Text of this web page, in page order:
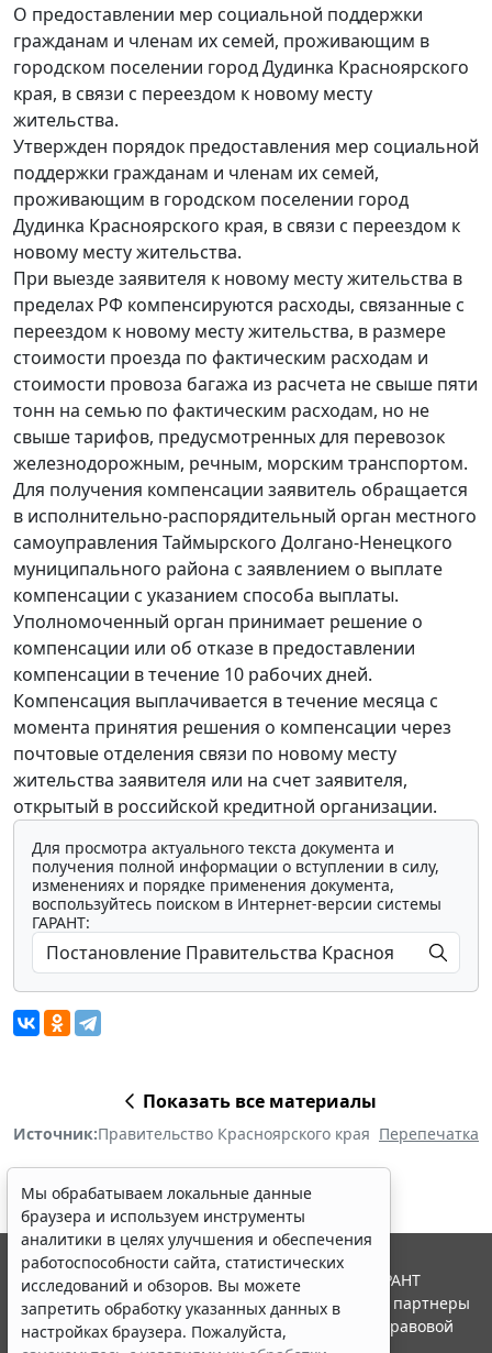
О предоставлении мер социальной поддержки
гражданам и членам их семей, проживающим в
городском поселении город Дудинка Красноярского
края, в связи с переездом к новому месту
жительства.
Утвержден порядок предоставления мер социальной
поддержки гражданам и членам их семей,
проживающим в городском поселении город
Дудинка Красноярского края, в связи с переездом к
новому месту жительства.
При выезде заявителя к новому месту жительства в
пределах РФ компенсируются расходы, связанные с
переездом к новому месту жительства, в размере
стоимости проезда по фактическим расходам и
стоимости провоза багажа из расчета не свыше пяти
тонн на семью по фактическим расходам, но не
свыше тарифов, предусмотренных для перевозок
железнодорожным, речным, морским транспортом.
Для получения компенсации заявитель обращается
в исполнительно-распорядительный орган местного
самоуправления Таймырского Долгано-Ненецкого
муниципального района с заявлением о выплате
компенсации с указанием способа выплаты.
Уполномоченный орган принимает решение о
компенсации или об отказе в предоставлении
компенсации в течение 10 рабочих дней.
Компенсация выплачивается в течение месяца с
момента принятия решения о компенсации через
почтовые отделения связи по новому месту
жительства заявителя или на счет заявителя,
открытый в российской кредитной организации.
Для просмотра актуального текста документа и
получения полной информации о вступлении в силу,
изменениях и порядке применения документа,
воспользуйтесь поиском в Интернет-версии системы
ГАРАНТ:
Показать все материалы
Источник:Правительство Красноярского края Перепечатка
Мы обрабатываем локальные данные
браузера и используем инструменты
аналитики в целях улучшения и обеспечения
работоспособности сайта, статистических
исследований и обзоров. Вы можете
запретить обработку указанных данных в
настройках браузера. Пожалуйста,
© ООО "НПП "ГАРАНТ-СЕРВИС", 2026. Система ГАРАНТ
выпускается с 1990 года. Компания "Гарант" и ее партнеры
являются участниками Российской ассоциации правовой
информации ГАРАНТ.